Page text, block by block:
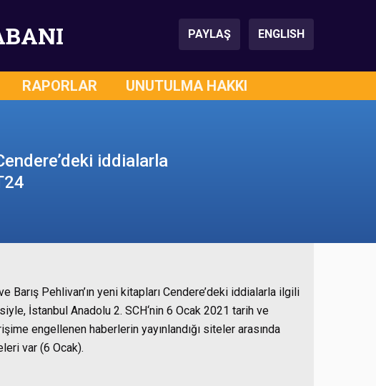
PAYLAŞ ENGLISH
RAPORLAR UNUTULMA HAKKI
iddialarla
Barış Pehlivan’ın yeni kitapları Cendere’deki iddialarla ilgili
İstanbul Anadolu 2. SCH‘nin 6 Ocak 2021 tarih ve
engellenen haberlerin yayınlandığı siteler arasında
var (6 Ocak).